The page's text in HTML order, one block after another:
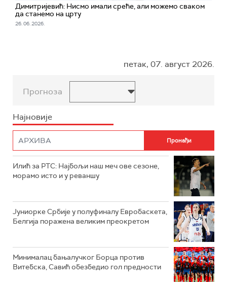
Димитријевић: Нисмо имали среће, али можемо сваком
да станемо на црту
26. 06. 2026.
петак, 07. август 2026.
Прогноза
Најновије
Илић за РТС: Најбољи наш меч ове сезоне,
морамо исто и у реваншу
Јуниорке Србије у полуфиналу Евробаскета,
Белгија поражена великим преокретом
Минималац бањалучког Борца против
Витебска, Савић обезбедио гол предности